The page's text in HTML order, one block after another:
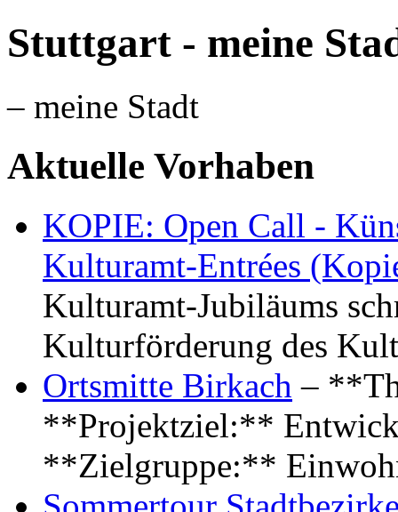
Stuttgart - meine
– meine Stadt
Aktuelle Vorhaben
KOPIE: Open Call -
Kulturamt-Entrées
Kulturamt-Jubiläums
Kulturförderung des
Ortsmitte Birkach –
**Projektziel:**
**Zielgruppe:**